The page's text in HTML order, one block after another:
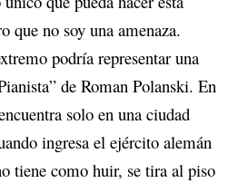
que no soy una amenaza.
podría representar una
de Roman Polanski. En
solo en una ciudad
ingresa el ejército alemán
tiene como huir, se tira al piso